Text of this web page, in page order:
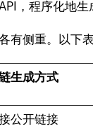
，程序化地
有侧重。以下
生成方式
公开链接